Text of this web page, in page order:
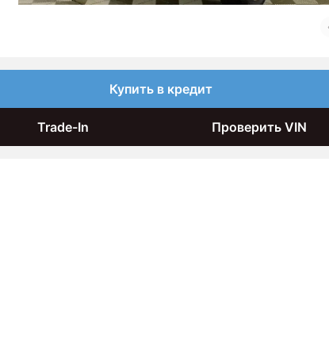
Купить в кредит
Trade-In Проверить VIN